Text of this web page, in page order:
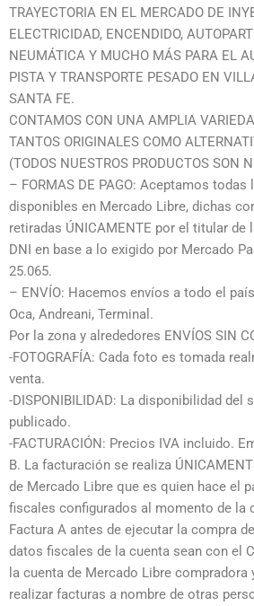
TRAYECTORIA EN EL MERCADO DE
ELECTRICIDAD, ENCENDIDO,
NEUMÁTICA Y MUCHO MÁS PARA EL
PISTA Y TRANSPORTE PESADO EN
SANTA FE.
CONTAMOS CON UNA AMPLIA
TANTOS ORIGINALES COMO
(TODOS NUESTROS PRODUCTOS SON
– FORMAS DE PAGO: Aceptamos
disponibles en Mercado Libre, dichas
retiradas ÚNICAMENTE por el titular de
DNI en base a lo exigido por Mercado
25.065.
– ENVÍO: Hacemos envíos a todo el
Oca, Andreani, Terminal.
Por la zona y alrededores ENVÍOS SIN
-FOTOGRAFÍA: Cada foto es tomada
venta.
-DISPONIBILIDAD: La disponibilidad del
publicado.
-FACTURACIÓN: Precios IVA incluido.
B. La facturación se realiza
de Mercado Libre que es quien hace el
fiscales configurados al momento de la
Factura A antes de ejecutar la compra
datos fiscales de la cuenta sean con el
la cuenta de Mercado Libre compradora
realizar facturas a nombre de otras